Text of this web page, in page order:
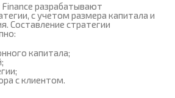
разрабатывают
с учетом размера капитала и
Составление стратегии
капитала;
с клиентом.